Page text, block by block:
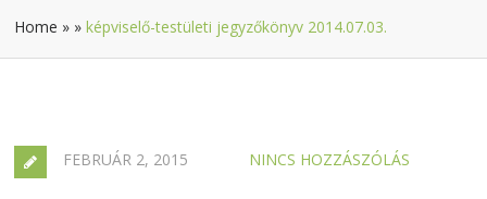
Home » »képviselő-testületi jegyzőkönyv 2014.07.03.
FEBRUÁR 2, 2015 NINCS HOZZÁSZÓLÁS